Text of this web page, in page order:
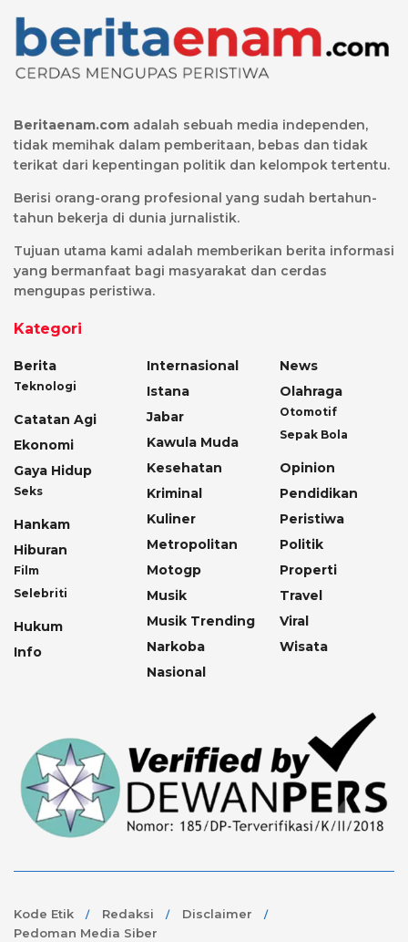
Beritaenam.com adalah sebuah media independen,
tidak memihak dalam pemberitaan, bebas dan tidak
terikat dari kepentingan politik dan kelompok tertentu.
Berisi orang-orang profesional yang sudah bertahun-
tahun bekerja di dunia jurnalistik.
Tujuan utama kami adalah memberikan berita informasi
yang bermanfaat bagi masyarakat dan cerdas
mengupas peristiwa.
Kategori
Berita
Teknologi
Catatan Agi
Ekonomi
Gaya Hidup
Seks
Hankam
Hiburan
Film
Selebriti
Hukum
Info
Internasional
Istana
Jabar
Kawula Muda
Kesehatan
Kriminal
Kuliner
Metropolitan
Motogp
Musik
Musik Trending
Narkoba
Nasional
News
Olahraga
Otomotif
Sepak Bola
Opinion
Pendidikan
Peristiwa
Politik
Properti
Travel
Viral
Wisata
Kode Etik Redaksi
Disclaimer
Pedoman Media Siber